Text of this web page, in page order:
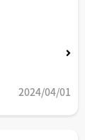
2024/04/01